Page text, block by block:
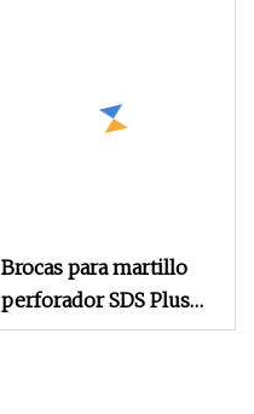
Brocas para martillo
perforador SDS Plus
con punta de carburo